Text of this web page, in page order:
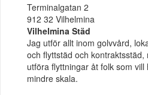
Terminalgatan 2
912 32 Vilhelmina
Vilhelmina Städ
Jag utför allt inom golvvård,
och flyttstäd och
utföra flyttningar åt folk som
mindre skala.